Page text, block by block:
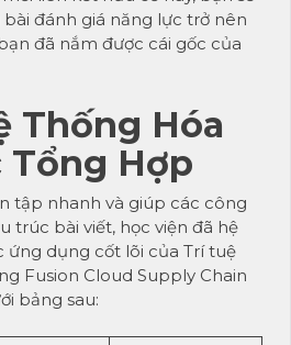
đánh giá năng lực trở nên
đã nắm được cái gốc của
Thống Hóa
Tổng Hợp
tập nhanh và giúp các công
trúc bài viết, học viện đã hệ
ứng dụng cốt lõi của Trí tuệ
Fusion Cloud Supply Chain
bảng sau: